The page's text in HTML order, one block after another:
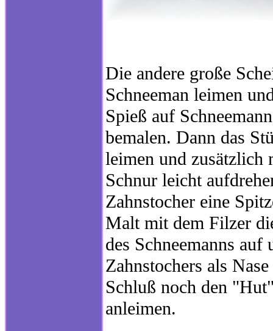
Die andere große
Schneeman leimen
Spieß auf
bemalen. Dann das
leimen und
Schnur leicht
Zahnstocher eine
Malt mit dem Filzer
des Schneemanns
Zahnstochers als
Schluß noch den
anleimen.